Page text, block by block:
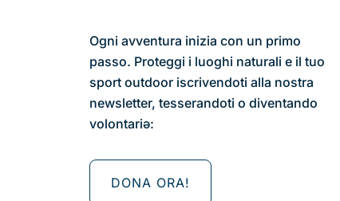
Ogni avventura inizia con un primo
passo. Proteggi i luoghi naturali e il tuo
sport outdoor iscrivendoti alla nostra
newsletter, tesserandoti o diventando
volontariǝ:
DONA ORA!